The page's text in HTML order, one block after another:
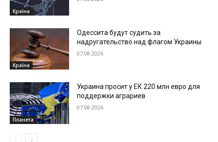
Країна
Країна
Одессита будут судить за
надругательство над флагом Украины
07.08.2026
Планета
Украина просит у ЕК 220 млн евро для
поддержки аграриев
07.08.2026